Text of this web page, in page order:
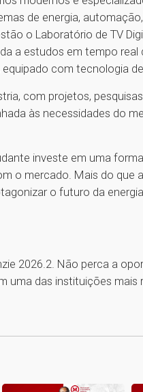
de energia,
o Laboratório de TV
a estudos em tempo real
com tecnologia
com projetos,
às necessidades do
investe em uma
o mercado. Mais do que
o futuro da
2026.2. Não perca a
uma das instituições mais